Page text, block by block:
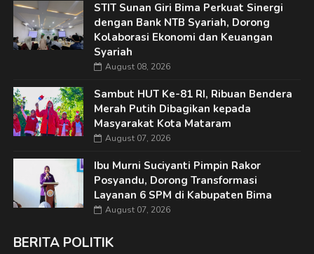
STIT Sunan Giri Bima Perkuat Sinergi
dengan Bank NTB Syariah, Dorong
Kolaborasi Ekonomi dan Keuangan
Syariah
August 08, 2026
Sambut HUT Ke-81 RI, Ribuan Bendera
Merah Putih Dibagikan kepada
Masyarakat Kota Mataram
August 07, 2026
Ibu Murni Suciyanti Pimpin Rakor
Posyandu, Dorong Transformasi
Layanan 6 SPM di Kabupaten Bima
August 07, 2026
BERITA POLITIK